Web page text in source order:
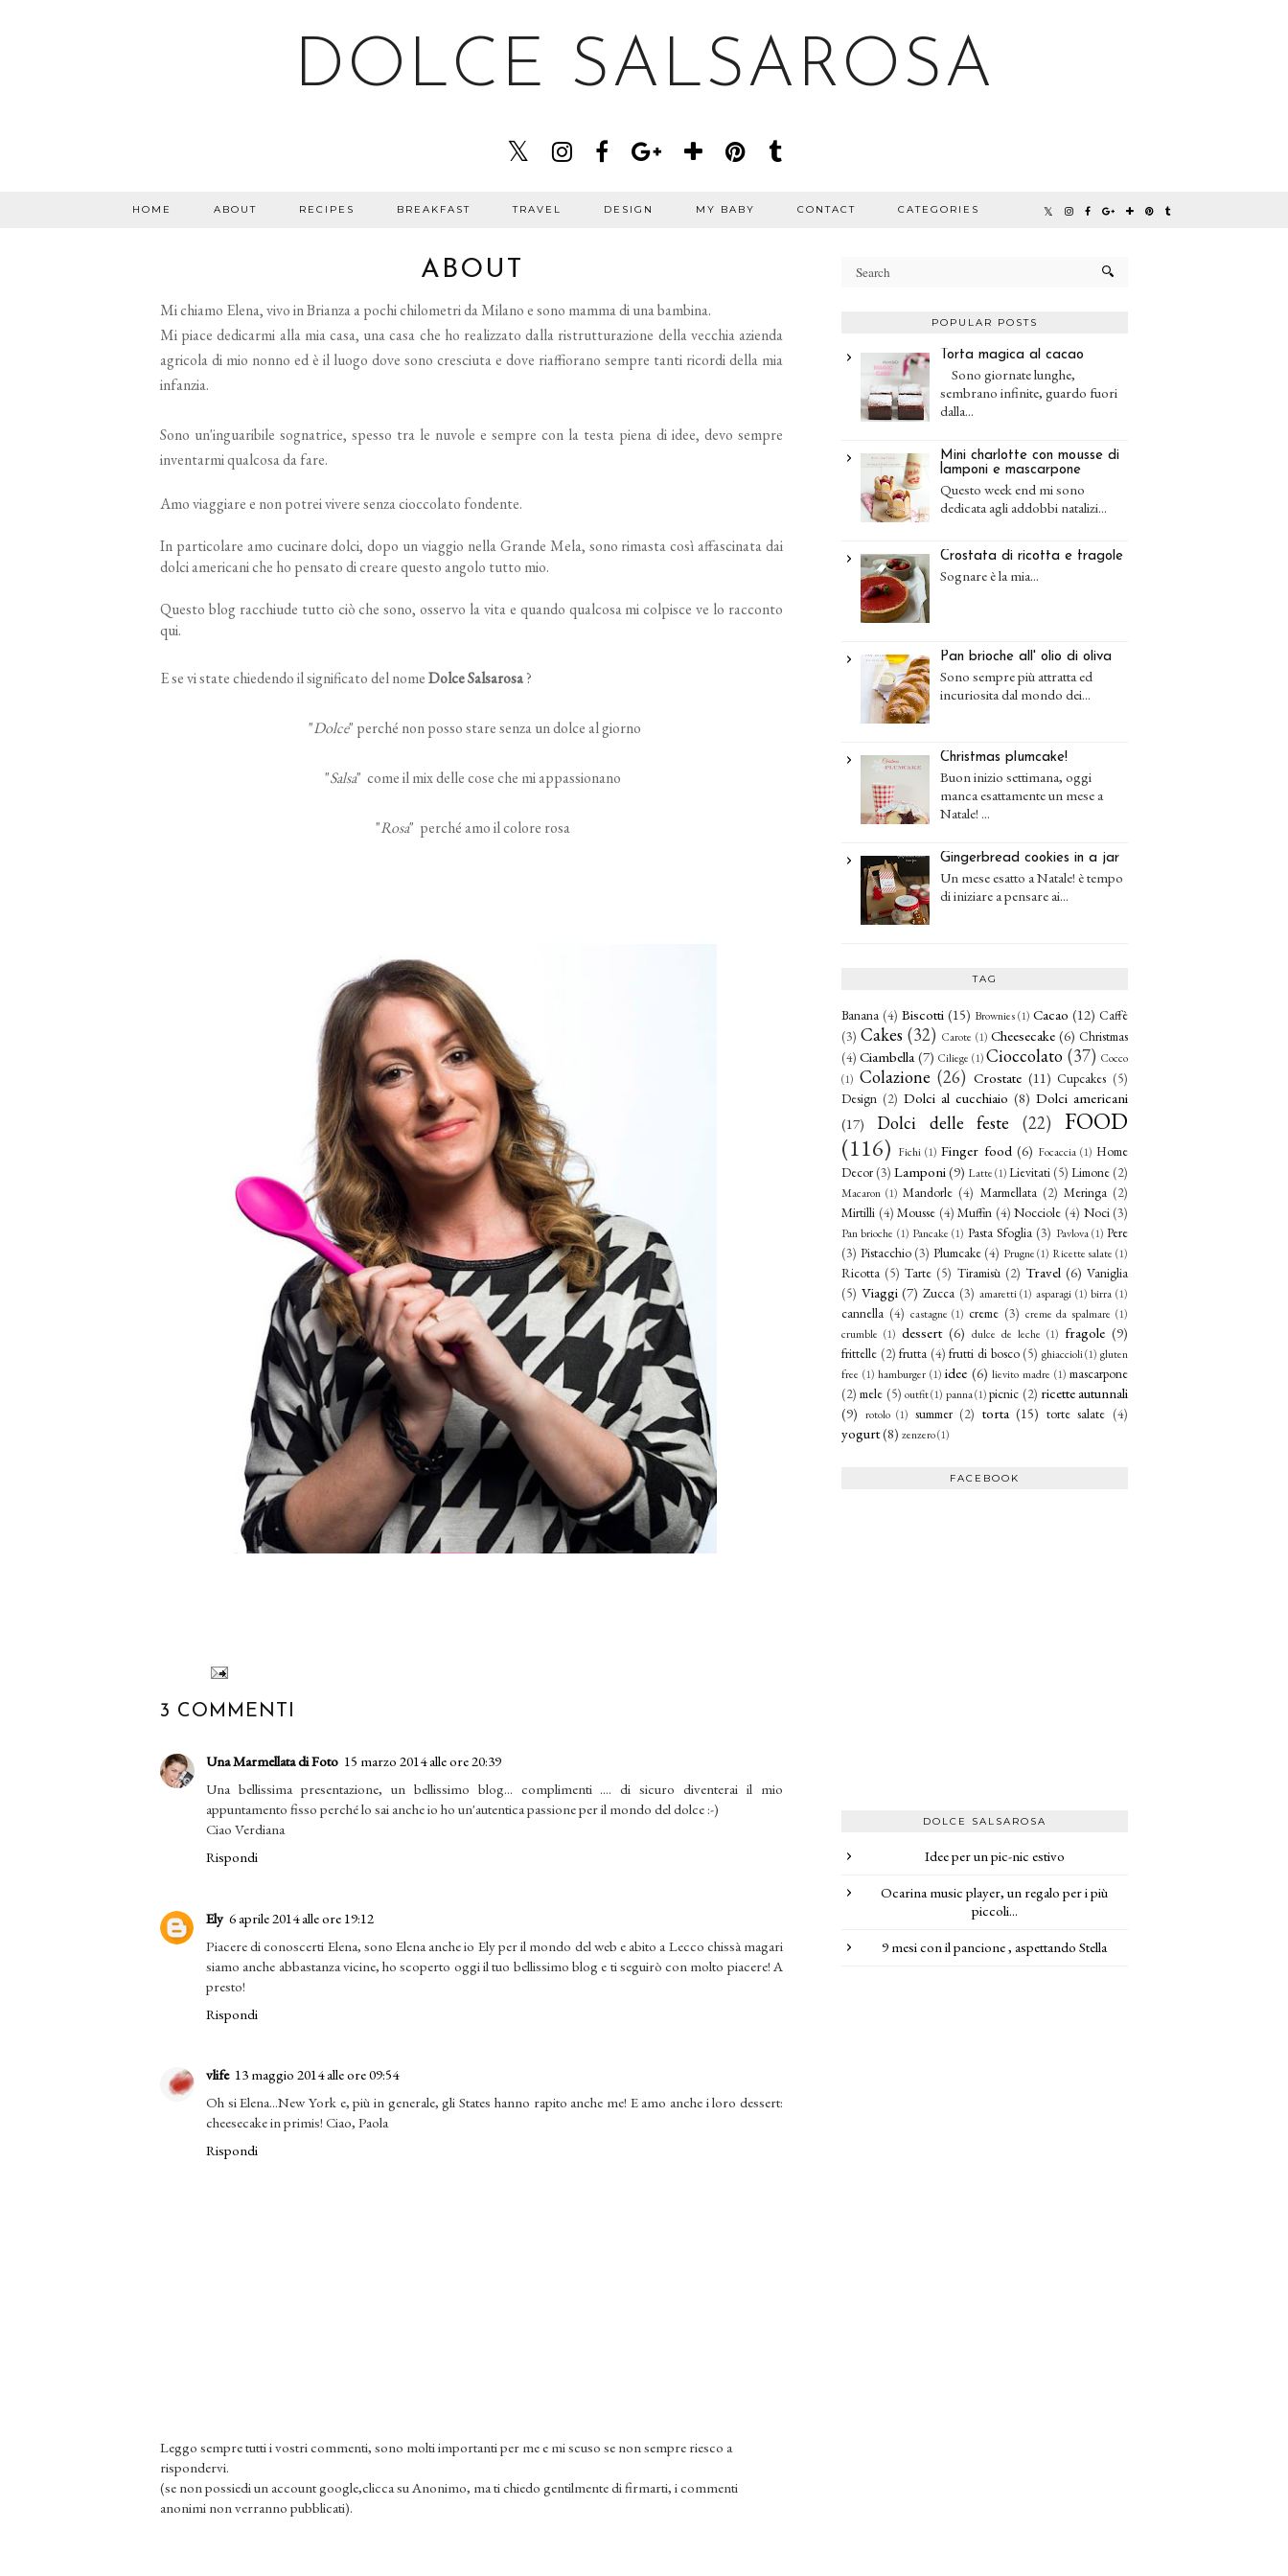
DOLCE SALSAROSA
HOME ABOUT RECIPES BREAKFAST TRAVEL DESIGN MY BABY CONTACT CATEGORIES
ABOUT
Mi chiamo Elena,vivoin Brianza a pochi chilometri da Milano e sono mamma di una bambina.
Mi piace dedicarmi alla mia casa, una casa che ho realizzato dalla ristrutturazione della vecchia azienda
agricola di mio nonno ed è il luogo dove sono cresciuta e dove riaffiorano sempre tanti ricordi della mia
infanzia.
Sono un'inguaribile sognatrice, spesso tra le nuvole e sempre con la testa piena di idee, devo sempre
inventarmi qualcosa da fare.
Amo viaggiaree non potrei vivere senza cioccolato fondente.
In particolare amo cucinare dolci, dopo un viaggio nella Grande Mela, sono rimasta così affascinata dai
dolci americani che ho pensato di creare questo angolo tutto mio.
Questo blog racchiude tutto ciò che sono, osservo la vita e quando qualcosa mi colpisce ve lo racconto
qui.
E se vi statechiedendoil significato del nomeDolce Salsarosa?
"Dolce" perché non posso stare senza un dolce al giorno
"Salsa" come il mix delle cose che mi appassionano
"Rosa" perchéamo il colore rosa
3 COMMENTI
Una Marmellata di Foto 15 marzo 2014 alle ore 20:39
Una bellissima presentazione, un bellissimo blog... complimenti .... di sicuro diventerai il mio
appuntamento fisso perché lo sai anche io ho un'autentica passione per il mondo del dolce :-)
Ciao Verdiana
Rispondi
Ely 6 aprile 2014 alle ore 19:12
Piacere di conoscerti Elena, sono Elena anche io Ely per il mondo del web e abito a Lecco chissà magari
siamo anche abbastanza vicine, ho scoperto oggi il tuo bellissimo blog e ti seguirò con molto piacere! A
presto!
Rispondi
vlife 13 maggio 2014 alle ore 09:54
Oh si Elena...New York e, più in generale, gli States hanno rapito anche me! E amo anche i loro dessert:
cheesecake in primis! Ciao, Paola
Rispondi
Leggo sempre tutti i vostri commenti, sono molti importanti per me e mi scuso se non sempre riesco a
rispondervi.
(se non possiedi un account google,clicca su Anonimo, ma ti chiedo gentilmente di firmarti, i commenti
anonimi non verranno pubblicati).
POPULAR POSTS
Torta magica al cacao
Sono giornate lunghe,
sembrano infinite, guardo fuori
dalla...
Mini charlotte con mousse di
lamponi e mascarpone
Questo week end mi sono
dedicata agli addobbi natalizi...
Crostata di ricotta e fragole
Sognare è la mia...
Pan brioche all' olio di oliva
Sono sempre più attratta ed
incuriosita dal mondo dei...
Christmas plumcake!
Buon inizio settimana, oggi
manca esattamente un mese a
Natale! ...
Gingerbread cookies in a jar
Un mese esatto a Natale! è tempo
di iniziare a pensare ai...
TAG
Banana (4) Biscotti (15) Brownies(1) Cacao (12) Caffè
(3) Cakes (32) Carote (1) Cheesecake (6) Christmas
(4) Ciambella(7) Ciliege (1)Cioccolato (37) Cocco
(1) Colazione (26) Crostate (11) Cupcakes (5)
Design (2) Dolci al cucchiaio (8) Dolci americani
(17)
Dolci delle feste (22)
FOOD
(116) Fichi (1) Finger food (6) Focaccia (1) Home
Decor (3) Lamponi(9) Latte(1)Lievitati (5) Limone (2)
Macaron (1) Mandorle (4) Marmellata (2) Meringa (2)
Mirtilli (4) Mousse (4) Muffin (4) Nocciole (4) Noci (3)
Pan brioche (1) Pancake (1) Pasta Sfoglia (3) Pavlova (1) Pere
(3) Pistacchio (3) Plumcake (4) Prugne (1) Ricette salate (1)
Ricotta (5) Tarte (5) Tiramisù (2) Travel (6) Vaniglia
(5) Viaggi (7) Zucca (3) amaretti (1) asparagi (1) birra (1)
cannella (4) castagne (1) creme (3) creme da spalmare (1)
crumble (1) dessert (6) dulce de leche (1) fragole (9)
frittelle (2) frutta (4) frutti di bosco (5) ghiaccioli(1) gluten
free (1) hamburger (1) idee (6) lievito madre (1) mascarpone
(2) mele (5) outfit(1) panna(1)picnic (2) ricette autunnali
(9) rotolo (1) summer (2) torta (15) torte salate (4)
yogurt(8) zenzero(1)
FACEBOOK
DOLCE SALSAROSA
Idee per un pic-nic estivo
Ocarina music player, un regalo per i più
piccoli...
9 mesi con il pancione , aspettando Stella